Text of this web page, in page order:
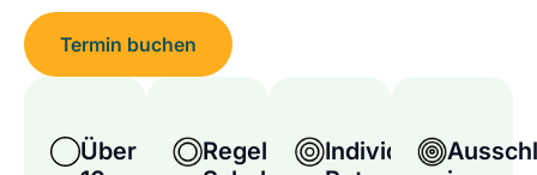
Termin buchen
Über
RegelmäßigeIndividuelle